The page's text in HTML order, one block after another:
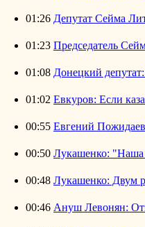
01:26 Депутат Сейма
01:23 Председатель
01:08 Донецкий
01:02 Евкуров: Если
00:55 Евгений
00:50 Лукашенко: "Наша
00:48 Лукашенко: Двум
00:46 Ануш Левонян: